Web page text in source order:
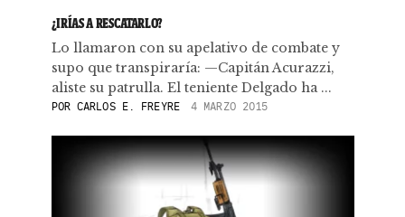
¿IRÍAS A RESCATARLO?
Lo llamaron con su apelativo de combate y
supo que transpiraría: —Capitán Acurazzi,
aliste su patrulla. El teniente Delgado ha ...
PORCARLOS E. FREYRE 4 MARZO 2015